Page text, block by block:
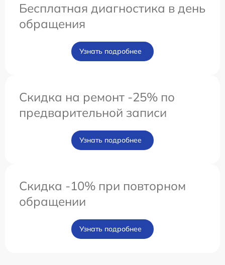
Бесплатная диагностика в день
обращения
Узнать подробнее
Скидка на ремонт -25% по
предварительной записи
Узнать подробнее
Скидка -10% при повторном
обращении
Узнать подробнее